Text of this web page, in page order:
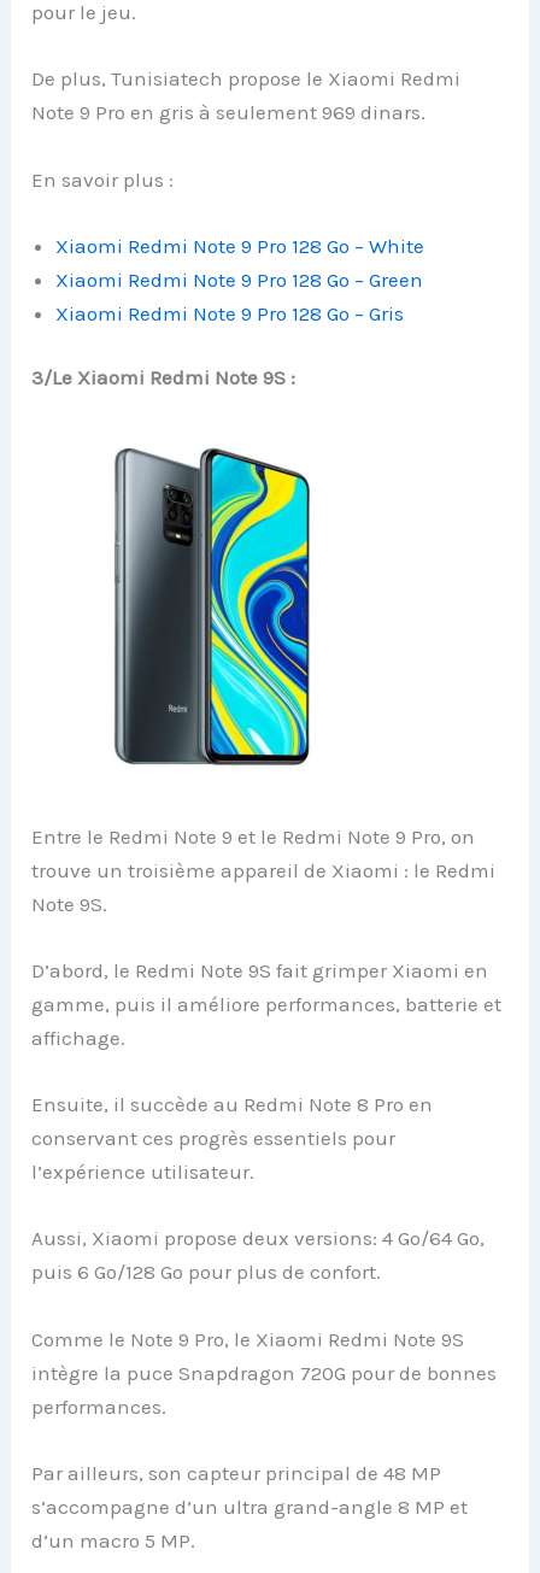
pour le jeu.
De plus, Tunisiatech propose le Xiaomi Redmi
Note 9 Pro en gris à seulement 969 dinars.
En savoir plus :
Xiaomi Redmi Note 9 Pro 128 Go – White
Xiaomi Redmi Note 9 Pro 128 Go – Green
Xiaomi Redmi Note 9 Pro 128 Go – Gris
3/Le Xiaomi Redmi Note 9S :
Entre le Redmi Note 9 et le Redmi Note 9 Pro, on
trouve un troisième appareil de Xiaomi : le Redmi
Note 9S.
D’abord, le Redmi Note 9S fait grimper Xiaomi en
gamme, puis il améliore performances, batterie et
affichage.
Ensuite, il succède au Redmi Note 8 Pro en
conservant ces progrès essentiels pour
l’expérience utilisateur.
Aussi, Xiaomi propose deux versions: 4 Go/64 Go,
puis 6 Go/128 Go pour plus de confort.
Comme le Note 9 Pro, le Xiaomi Redmi Note 9S
intègre la puce Snapdragon 720G pour de bonnes
performances.
Par ailleurs, son capteur principal de 48 MP
s’accompagne d’un ultra grand-angle 8 MP et
d’un macro 5 MP.